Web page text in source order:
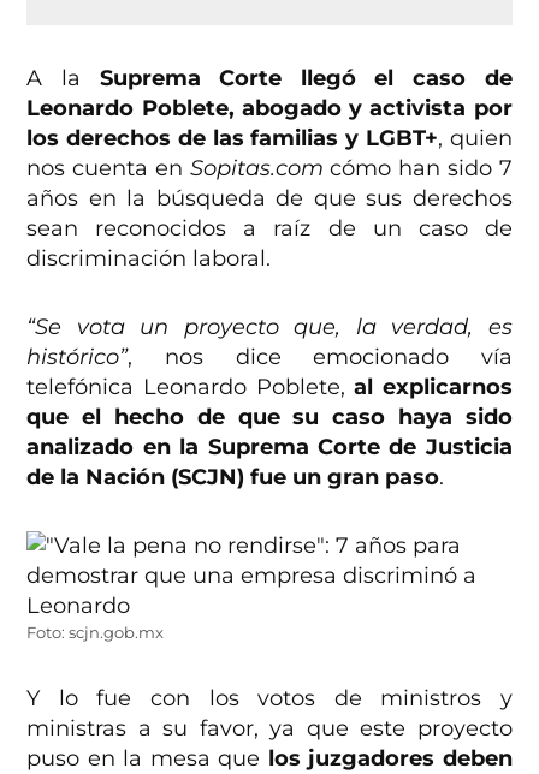
A la Suprema Corte llegó el caso de
Leonardo Poblete, abogado y activista por
los derechos de las familias y LGBT+, quien
nos cuenta en Sopitas.com cómo han sido 7
años en la búsqueda de que sus derechos
sean reconocidos a raíz de un caso de
discriminación laboral.
“Se vota un proyecto que, la verdad, es
histórico”, nos dice emocionado vía
telefónica Leonardo Poblete,al explicarnos
que el hecho de que su caso haya sido
analizado en la Suprema Corte de Justicia
de la Nación (SCJN) fue un gran paso.
Foto: scjn.gob.mx
Y lo fue con los votos de ministros y
ministras a su favor, ya que este proyecto
puso en la mesa que los juzgadores deben